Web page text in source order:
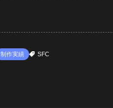
制作実績 SFC